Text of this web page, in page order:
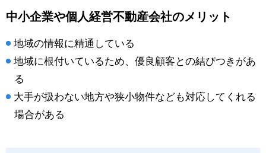
中小企業や個人経営不動産会社のメリット
地域の情報に精通している
地域に根付いているため、優良顧客との結びつきがあ
る
大手が扱わない地方や狭小物件なども対応してくれる
場合がある